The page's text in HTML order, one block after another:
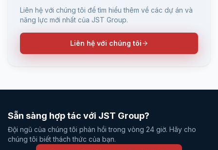
Liên hệ với chúng tôi để tìm hiểu thêm về các dự án và
năng lực mới nhất của JST Group.
Liên hệ với chúng tôi
Sẵn sàng hợp tác với JST Group?
Đội ngũ của chúng tôi phản hồi trong vòng 24 giờ. Hãy cho
chúng tôi biết thách thức của bạn.